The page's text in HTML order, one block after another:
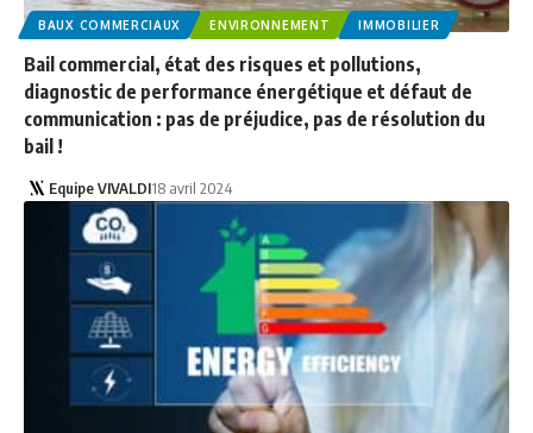
BAUX COMMERCIAUX ENVIRONNEMENT IMMOBILIER
Bail commercial, état des risques et pollutions,
diagnostic de performance énergétique et défaut de
communication : pas de préjudice, pas de résolution du
bail !
Equipe VIVALDI18 avril 2024